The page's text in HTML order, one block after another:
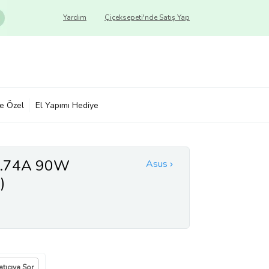
Çiçeksepeti'nde Satış Yap
Yardım
Özel El Yapımı Hediye
Asus
90W